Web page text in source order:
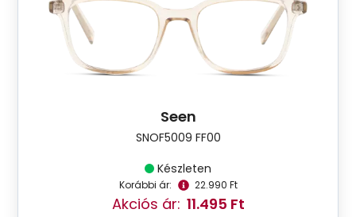
Seen
SNOF5009 FF00
Készleten
Korábbi ár: 22.990 Ft
Akciós ár: 11.495 Ft